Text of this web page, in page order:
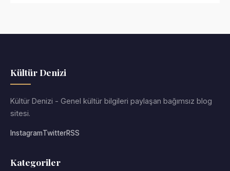
Kültür Denizi
Kültür Denizi - Genel kültür bilgileri paylaşan bağımsız blog
sitesi.
InstagramTwitterRSS
Kategoriler